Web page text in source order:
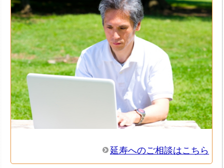
延寿へのご相談はこちら